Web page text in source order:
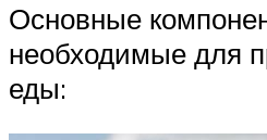
Основные
необходимые для
еды: